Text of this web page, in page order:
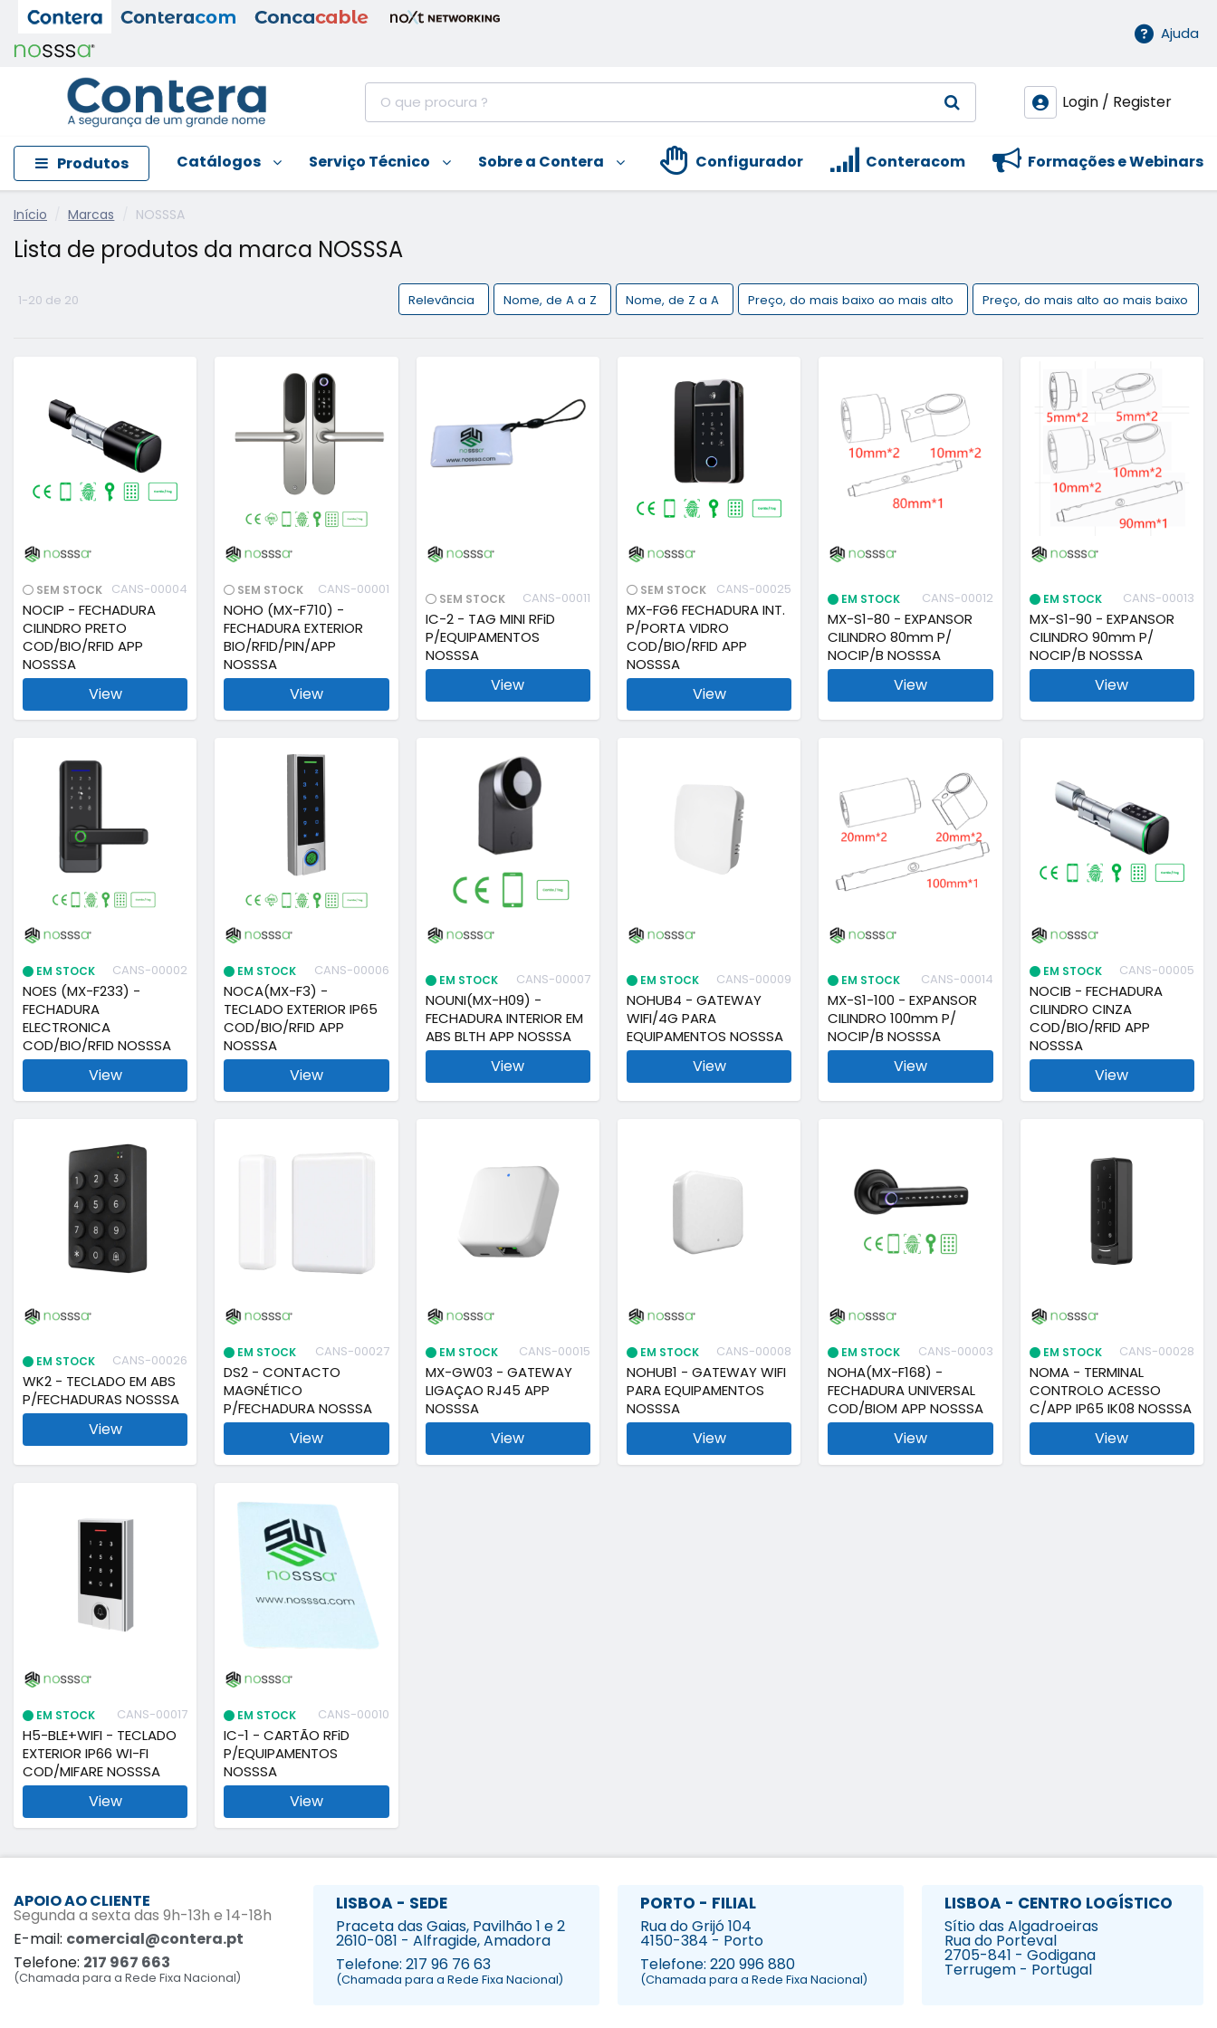
Ajuda
Login / Register
Produtos Catálogos Serviço Técnico Sobre a Contera Formações e Webinars
Conteracom
Configurador
Início Marcas NOSSSA
Lista de produtos da marca NOSSSA
1-20 de 20 Relevância Nome, de A a Z Nome, de Z a A Preço, do mais baixo ao mais alto Preço, do mais alto ao mais baixo
SEM STOCK CANS-00004
NOCIP - FECHADURA
CILINDRO PRETO
COD/BIO/RFID APP
NOSSSA
View
SEM STOCK CANS-00001
NOHO (MX-F710) -
FECHADURA EXTERIOR
BIO/RFID/PIN/APP
NOSSSA
View
SEM STOCK CANS-00011
IC-2 - TAG MINI RFiD
P/EQUIPAMENTOS
NOSSSA
View
SEM STOCK CANS-00025
MX-FG6 FECHADURA INT.
P/PORTA VIDRO
COD/BIO/RFID APP
NOSSSA
View
EM STOCK CANS-00012
MX-S1-80 - EXPANSOR
CILINDRO 80mm P/
NOCIP/B NOSSSA
View
EM STOCK CANS-00013
MX-S1-90 - EXPANSOR
CILINDRO 90mm P/
NOCIP/B NOSSSA
View
EM STOCK CANS-00002
NOES (MX-F233) -
FECHADURA
ELECTRONICA
COD/BIO/RFID NOSSSA
View
EM STOCK CANS-00006
NOCA(MX-F3) -
TECLADO EXTERIOR IP65
COD/BIO/RFID APP
NOSSSA
View
EM STOCK CANS-00007
NOUNI(MX-H09) -
FECHADURA INTERIOR EM
ABS BLTH APP NOSSSA
View
EM STOCK CANS-00009
NOHUB4 - GATEWAY
WIFI/4G PARA
EQUIPAMENTOS NOSSSA
View
EM STOCK CANS-00014
MX-S1-100 - EXPANSOR
CILINDRO 100mm P/
NOCIP/B NOSSSA
View
EM STOCK CANS-00005
NOCIB - FECHADURA
CILINDRO CINZA
COD/BIO/RFID APP
NOSSSA
View
EM STOCK CANS-00026
WK2 - TECLADO EM ABS
P/FECHADURAS NOSSSA
View
EM STOCK CANS-00027
DS2 - CONTACTO
MAGNÉTICO
P/FECHADURA NOSSSA
View
EM STOCK CANS-00015
MX-GW03 - GATEWAY
LIGAÇAO RJ45 APP
NOSSSA
View
EM STOCK CANS-00008
NOHUB1 - GATEWAY WIFI
PARA EQUIPAMENTOS
NOSSSA
View
EM STOCK CANS-00003
NOHA(MX-F168) -
FECHADURA UNIVERSAL
COD/BIOM APP NOSSSA
View
EM STOCK CANS-00028
NOMA - TERMINAL
CONTROLO ACESSO
C/APP IP65 IK08 NOSSSA
View
EM STOCK CANS-00017
H5-BLE+WIFI - TECLADO
EXTERIOR IP66 WI-FI
COD/MIFARE NOSSSA
View
EM STOCK CANS-00010
IC-1 - CARTÃO RFiD
P/EQUIPAMENTOS
NOSSSA
View
APOIO AO CLIENTE
Segunda a sexta das 9h-13h e 14-18h
E-mail: comercial@contera.pt
Telefone: 217 967 663
(Chamada para a Rede Fixa Nacional)
LISBOA - SEDE
Praceta das Gaias, Pavilhão 1 e 2
2610-081 - Alfragide, Amadora
Telefone: 217 96 76 63
(Chamada para a Rede Fixa Nacional)
PORTO - FILIAL
Rua do Grijó 104
4150-384 - Porto
Telefone: 220 996 880
(Chamada para a Rede Fixa Nacional)
LISBOA - CENTRO LOGÍSTICO
Sítio das Algadroeiras
Rua do Porteval
2705-841 - Godigana
Terrugem - Portugal